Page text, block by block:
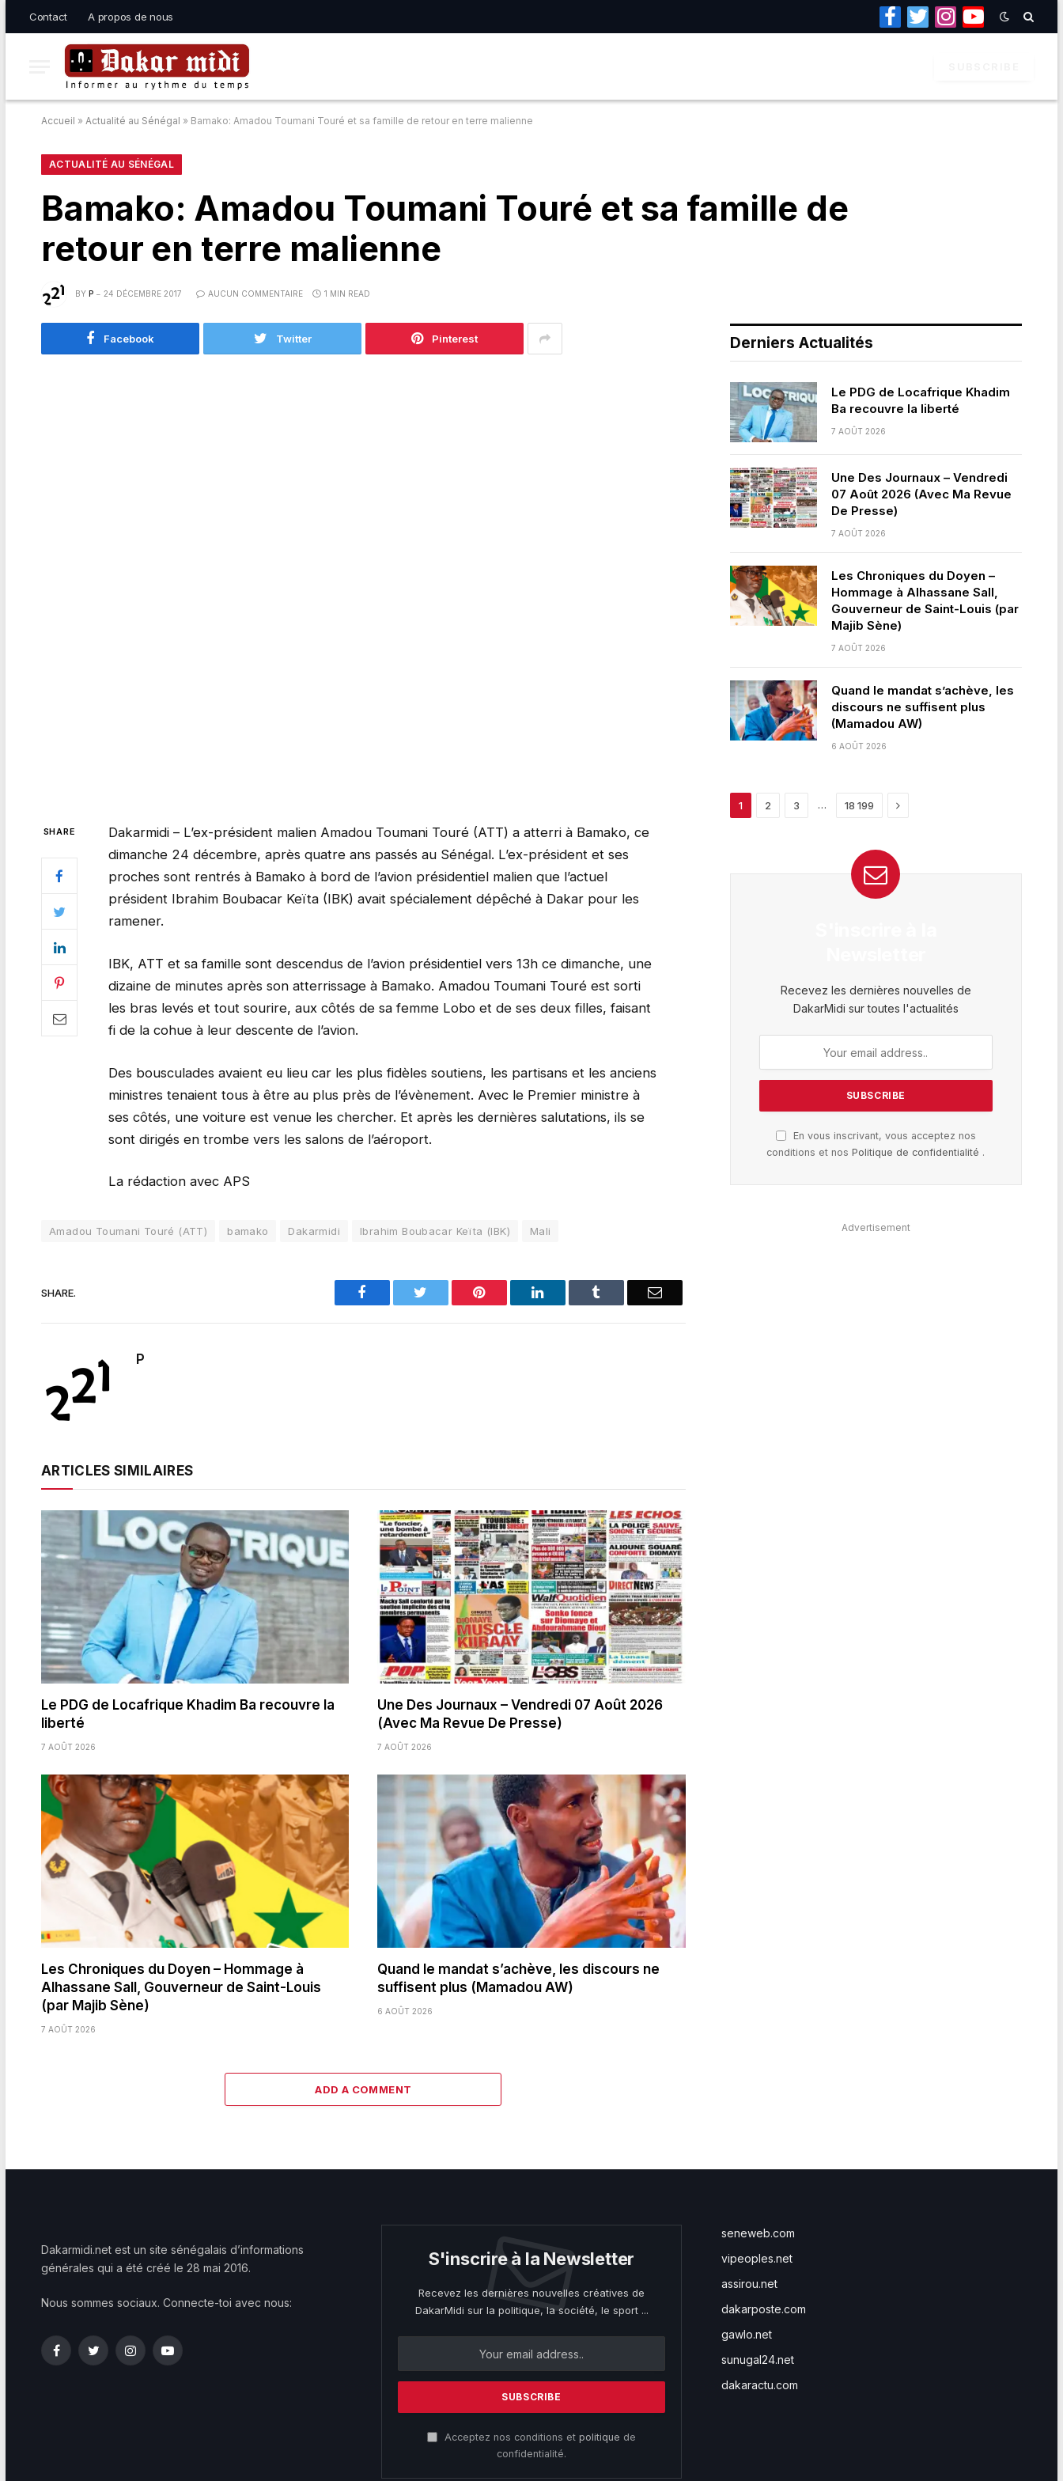
Contact A propos de nous
Facebook
TwitterInstagramYouTube
Accueil » Actualité au Sénégal » Bamako: Amadou Toumani Touré et sa famille de retour en terre malienne
ACTUALITÉ AU SÉNÉGAL
Bamako: Amadou Toumani Touré et sa famille de
retour en terre malienne
BY P 24 DÉCEMBRE 2017 AUCUN COMMENTAIRE 1 MIN READ
Facebook Twitter Pinterest
SHARE
Dakarmidi – L’ex-président malien Amadou Toumani Touré (ATT) a atterri à Bamako, ce
dimanche 24 décembre, après quatre ans passés au Sénégal. L’ex-président et ses
proches sont rentrés à Bamako à bord de l’avion présidentiel malien que l’actuel
président Ibrahim Boubacar Keïta (IBK) avait spécialement dépêché à Dakar pour les
ramener.
IBK, ATT et sa famille sont descendus de l’avion présidentiel vers 13h ce dimanche, une
dizaine de minutes après son atterrissage à Bamako. Amadou Toumani Touré est sorti
les bras levés et tout sourire, aux côtés de sa femme Lobo et de ses deux filles, faisant
fi de la cohue à leur descente de l’avion.
Des bousculades avaient eu lieu car les plus fidèles soutiens, les partisans et les anciens
ministres tenaient tous à être au plus près de l’évènement. Avec le Premier ministre à
ses côtés, une voiture est venue les chercher. Et après les dernières salutations, ils se
sont dirigés en trombe vers les salons de l’aéroport.
La rédaction avec APS
Amadou Toumani Touré (ATT) bamako Dakarmidi Ibrahim Boubacar Keïta (IBK) Mali
SHARE. Facebook Pinterest LinkedIn Email
P
ARTICLES SIMILAIRES
Le PDG de Locafrique Khadim Ba recouvre la
liberté
7 AOÛT 2026
Une Des Journaux – Vendredi 07 Août 2026
(Avec Ma Revue De Presse)
7 AOÛT 2026
Les Chroniques du Doyen – Hommage à
Alhassane Sall, Gouverneur de Saint-Louis
(par Majib Sène)
7 AOÛT 2026
Quand le mandat s’achève, les discours ne
suffisent plus (Mamadou AW)
6 AOÛT 2026
ADD A COMMENT
Derniers Actualités
Le PDG de Locafrique Khadim
Ba recouvre la liberté
7 AOÛT 2026
Une Des Journaux – Vendredi
07 Août 2026 (Avec Ma Revue
De Presse)
7 AOÛT 2026
Les Chroniques du Doyen –
Hommage à Alhassane Sall,
Gouverneur de Saint-Louis (par
Majib Sène)
7 AOÛT 2026
Quand le mandat s’achève, les
discours ne suffisent plus
(Mamadou AW)
6 AOÛT 2026
1 2 3 … 18 199 Next
Recevez les dernières nouvelles de
DakarMidi sur toutes l'actualités
En vous inscrivant, vous acceptez nos
conditions et nosPolitique de confidentialité .
Advertisement
Dakarmidi.net est un site sénégalais d’informations
générales qui a été créé le 28 mai 2016.
Nous sommes sociaux. Connecte-toi avec nous:
FacebookTwitterInstagramYouTube
S'inscrire à la Newsletter
Recevez les dernières nouvelles créatives de
DakarMidi sur la politique, la société, le sport ...
Acceptez nos conditions et politique de
confidentialité.
seneweb.com
vipeoples.net
assirou.net
dakarposte.com
gawlo.net
sunugal24.net
dakaractu.com